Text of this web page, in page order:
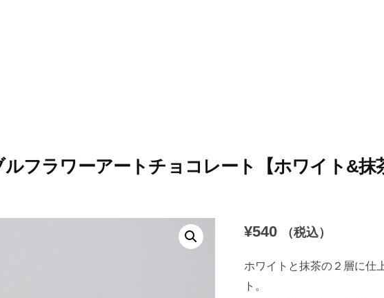
ルフラワーアートチョコレート【ホワイト&抹
¥540 （税込）
ホワイトと抹茶の２層に仕
ト。